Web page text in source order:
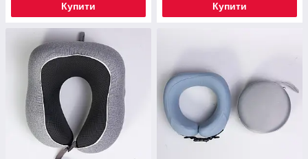
Купити Купити